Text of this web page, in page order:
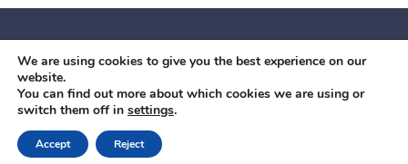
© 2026 Червоний камiнь
Mobil OK Zoia Kupriianova Woronicza 80/82, Warszawa, 02-
640 +48791615995office@mobilok.eu
We are using cookies to give you the best experience on our
website.
You can find out more about which cookies we are using or
switch them off in settings.
Accept Reject